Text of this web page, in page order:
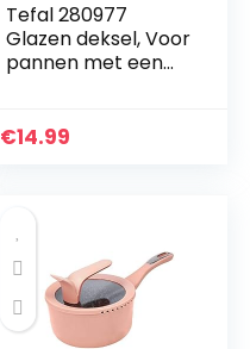
Tefal 280977
Glazen deksel, Voor
pannen met een
Hittebestendig tot
€14.99